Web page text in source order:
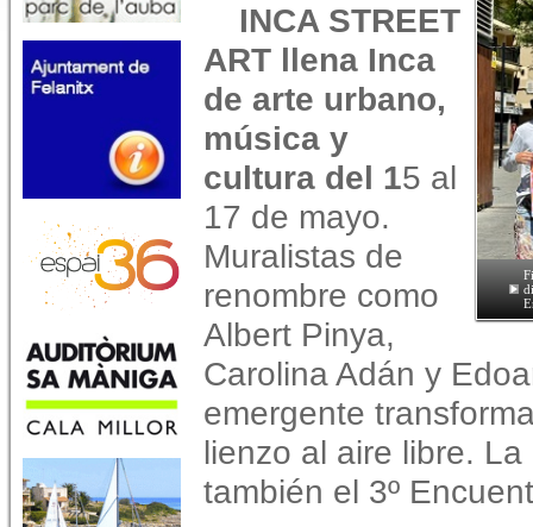
INCA STREET
ART llena Inca
de arte urbano,
música y
cultura del 15 al
17 de mayo.
Muralistas de
renombre como
Albert Pinya,
Carolina Adán y
emergente
lienzo al aire libre.
también el 3º